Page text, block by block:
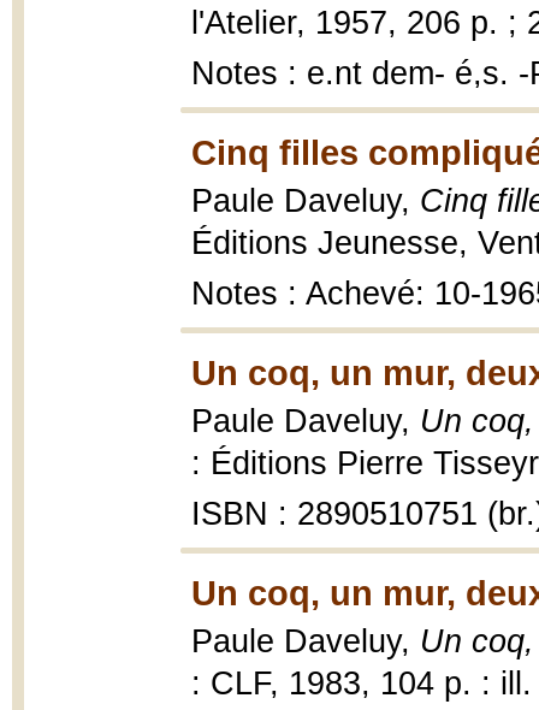
l'Atelier, 1957, 206 p. ;
Notes : e.nt dem- é,s.
Cinq filles
Paule Daveluy, Cinq
Éditions Jeunesse,
Notes : Achevé: 10-
Un coq, un mur,
Paule Daveluy, Un
: Éditions Pierre
ISBN : 2890510751
Un coq, un mur,
Paule Daveluy, Un
: CLF, 1983, 104 p. :